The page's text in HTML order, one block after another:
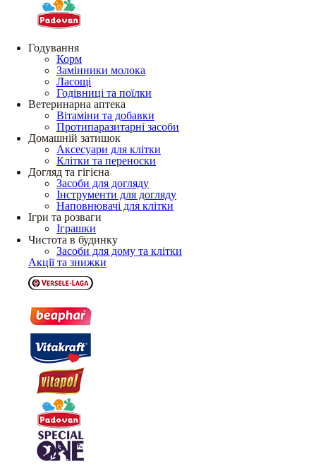
Годування
Корм
Замінники молока
Ласощі
Годівниці та поїлки
Ветеринарна аптека
Вітаміни та добавки
Протипаразитарні засоби
Домашній затишок
Аксесуари для клітки
Клітки та переноски
Догляд та гігієна
Засоби для догляду
Інструменти для догляду
Наповнювачі для клітки
Ігри та розваги
Іграшки
Чистота в будинку
Засоби для дому та клітки
Акції та знижки